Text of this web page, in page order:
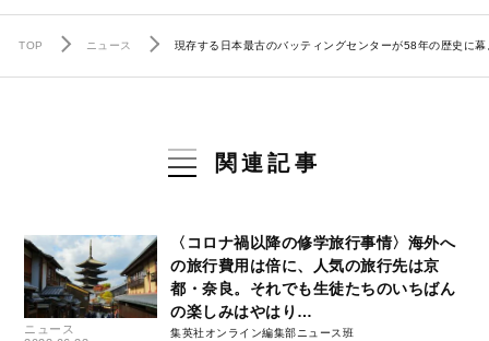
TOP ニュース 現存する日本最古のバッティングセンターが58年の歴史に
関連記事
ニュース
〈コロナ禍以降の修学旅行事情〉海外へ
の旅行費用は倍に、人気の旅行先は京
都・奈良。それでも生徒たちのいちばん
の楽しみはやはり…
集英社オンライン編集部ニュース班